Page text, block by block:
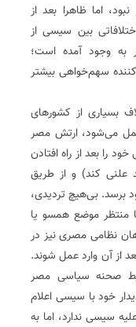
اما ظاهرا بعد از
بین سیسی از
به وجود آمده است؛
سهم‌خواهی بیشتر
بسیاری از کشورهای
عمل می‌شود، ارتش مصر
را بعد از راه افتادن
علنی کند) و از طریق
برسد. بی‌هیچ تردیدی،
منتظر موضع همسو یا
نظامی مصری نیز در
از آن وارد عمل شوند.
صحنه سیاسی مصر
خود با سیسی اعلام
سیسی ندارد، اما به